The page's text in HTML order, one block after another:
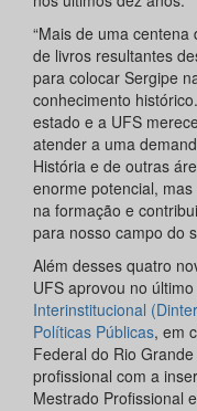
“Mais de uma
de livros resultantes
para colocar Sergipe
conhecimento
estado e a UFS
atender a uma
História e de outras
enorme potencial,
na formação e
para nosso campo do
Além desses quatro
UFS aprovou no
Interinstitucional
Políticas Públicas, em
Federal do Rio
profissional com a
Mestrado Profissional